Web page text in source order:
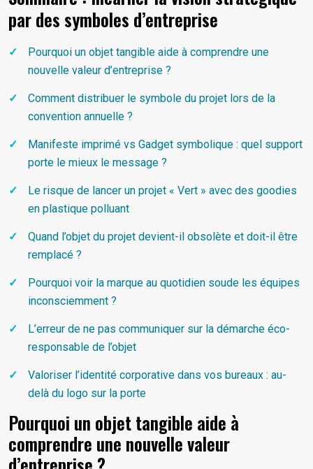
par des symboles d’entreprise
Pourquoi un objet tangible aide à comprendre une
nouvelle valeur d’entreprise ?
Comment distribuer le symbole du projet lors de la
convention annuelle ?
Manifeste imprimé vs Gadget symbolique : quel support
porte le mieux le message ?
Le risque de lancer un projet « Vert » avec des goodies
en plastique polluant
Quand l’objet du projet devient-il obsolète et doit-il être
remplacé ?
Pourquoi voir la marque au quotidien soude les équipes
inconsciemment ?
L’erreur de ne pas communiquer sur la démarche éco-
responsable de l’objet
Valoriser l’identité corporative dans vos bureaux : au-
delà du logo sur la porte
Pourquoi un objet tangible aide à
comprendre une nouvelle valeur